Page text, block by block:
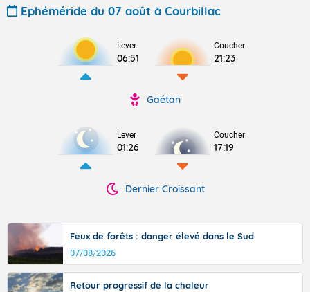
Ephéméride du 07 août à Courbillac
Lever
06:51
Coucher
21:23
Gaétan
Lever
01:26
Coucher
17:19
Dernier Croissant
Feux de forêts : danger élevé dans le Sud
07/08/2026
Retour progressif de la chaleur